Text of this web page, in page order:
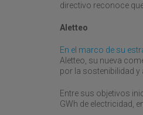
directivo reconoce
Aletteo
En el marco de su
Aletteo, su nueva
por la sostenibilidad y
Entre sus objetivos
GWh de electricidad,